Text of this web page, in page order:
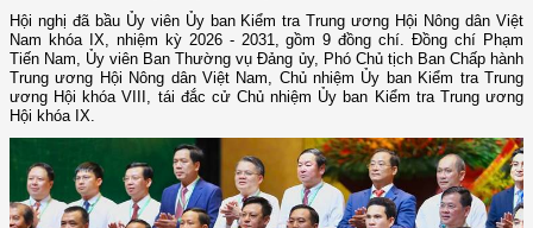
Hội nghị đã bầu Ủy viên Ủy ban Kiểm tra Trung ương Hội Nông dân Việt
Nam khóa IX, nhiệm kỳ 2026 - 2031, gồm 9 đồng chí. Đồng chí Phạm
Tiến Nam, Ủy viên Ban Thường vụ Đảng ủy, Phó Chủ tịch Ban Chấp hành
Trung ương Hội Nông dân Việt Nam, Chủ nhiệm Ủy ban Kiểm tra Trung
ương Hội khóa VIII, tái đắc cử Chủ nhiệm Ủy ban Kiểm tra Trung ương
Hội khóa IX.